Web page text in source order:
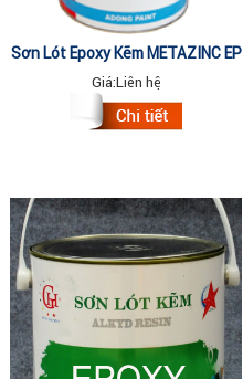
Sơn Lót Epoxy Kẽm METAZINC EP
-25QD (14 Lit)
Giá:Liên hệ